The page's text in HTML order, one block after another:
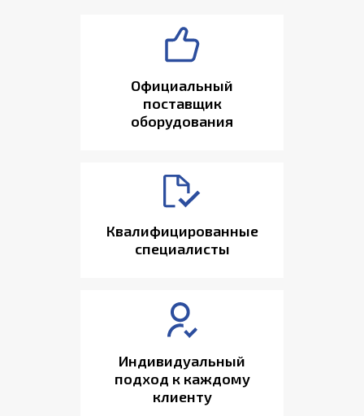
Официальный
поставщик
оборудования
Квалифицированные
специалисты
Индивидуальный
подход к каждому
клиенту